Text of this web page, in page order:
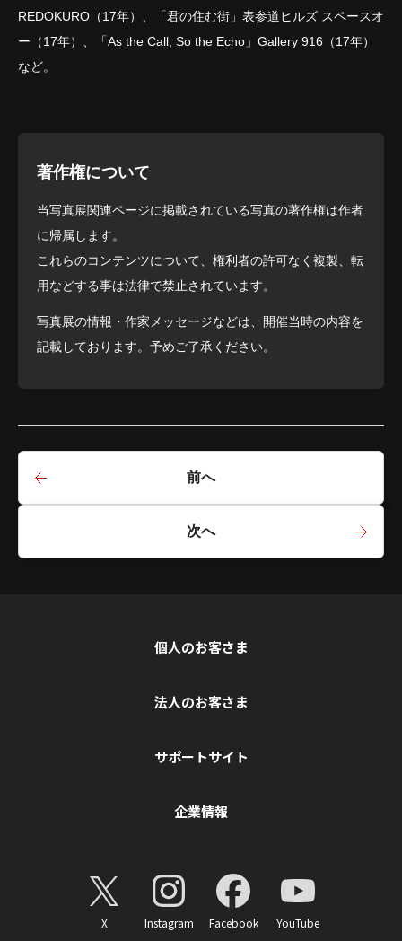
REDOKURO（17年）、「君の住む街」表参道ヒルズ スペースオ
ー（17年）、「As the Call, So the Echo」Gallery 916（17年）
など。
著作権について
当写真展関連ページに掲載されている写真の著作権は作者
に帰属します。
これらのコンテンツについて、権利者の許可なく複製、転
用などする事は法律で禁止されています。
写真展の情報・作家メッセージなどは、開催当時の内容を
記載しております。予めご了承ください。
前へ
次へ
個人のお客さま
法人のお客さま
サポートサイト
企業情報
X Instagram Facebook YouTube